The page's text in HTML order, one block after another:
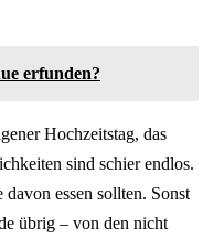
erfunden?
Hochzeitstag, das
sind schier endlos.
essen sollten. Sonst
übrig – von den nicht